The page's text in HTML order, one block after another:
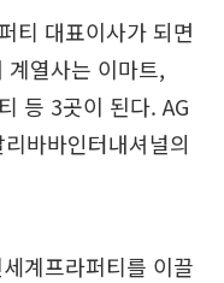
티 대표이사가 되면
계열사는 이마트,
등 3곳이 된다. AG
바바인터내셔널의
계프라퍼티를 이끌